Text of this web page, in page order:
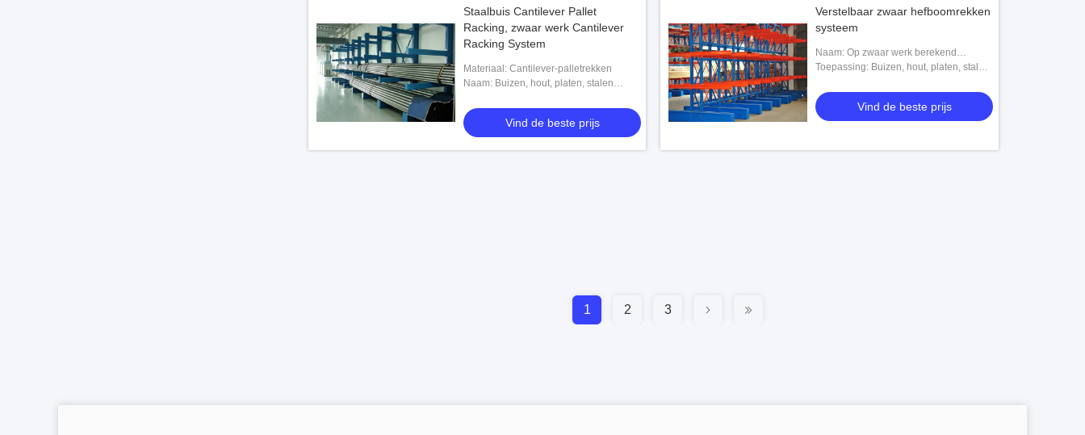
Staalbuis Cantilever Pallet
Racking, zwaar werk Cantilever
Racking System
Materiaal: Cantilever-palletrekken
Naam: Buizen, hout, platen, stalen
Vind de beste prijs
Verstelbaar zwaar hefboomrekken
systeem
Naam: Op zwaar werk berekend
Cantilever het Rekken Systeem
Toepassing: Buizen, hout, platen, stalen
Vind de beste prijs
1 2 3